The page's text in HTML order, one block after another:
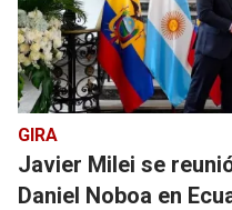
GIRA
Javier Milei se
Daniel Noboa en